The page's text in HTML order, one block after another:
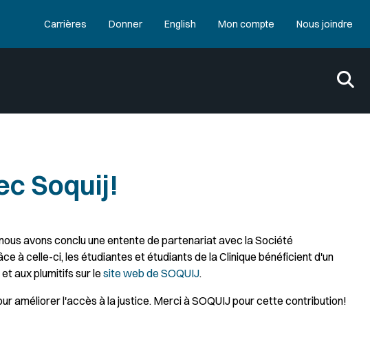
Carrières Donner English Mon compte Nous joindre
Soquij!
avons conclu une entente de partenariat avec la Société
à celle-ci, les étudiantes et étudiants de la Clinique bénéficient d'un
aux plumitifs sur lesite web de SOQUIJ.
améliorer l'accès à la justice. Merci à SOQUIJ pour cette contribution!